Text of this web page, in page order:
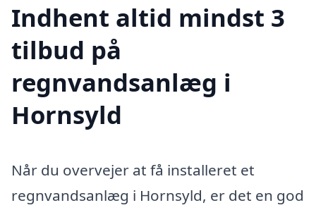
Indhent altid mindst 3
tilbud på
regnvandsanlæg i
Hornsyld
Når du overvejer at få installeret et
regnvandsanlæg i Hornsyld, er det en god